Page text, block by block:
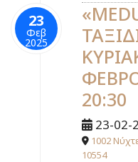
23
Φεβ
2025
20:30
23-02-
1002
10554